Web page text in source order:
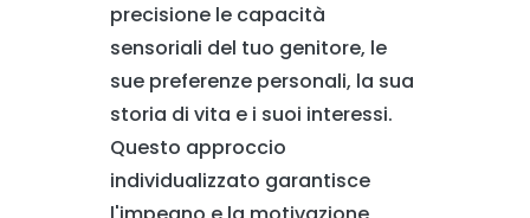
precisione le capacità
sensoriali del tuo genitore, le
sue preferenze personali, la sua
storia di vita e i suoi interessi.
Questo approccio
individualizzato garantisce